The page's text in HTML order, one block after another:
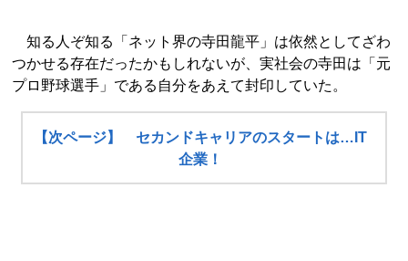
知る人ぞ知る「ネット界の寺田龍平」は依然としてざわ
つかせる存在だったかもしれないが、実社会の寺田は「元
プロ野球選手」である自分をあえて封印していた。
【次ページ】 セカンドキャリアのスタートは…IT
企業！